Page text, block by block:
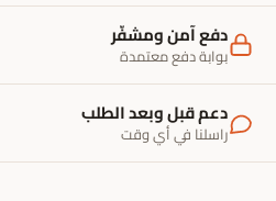
دفع آمن ومشفّر
بوابة دفع معتمدة
دعم قبل وبعد الطلب
راسلنا في أي وقت